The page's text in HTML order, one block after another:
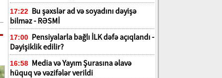
17:22 Bu şəxslər ad və soyadını dəyişə
bilməz - RƏSMİ
17:00 Pensiyalarla bağlı İLK dəfə açıqlandı -
Dəyişiklik edilir?
16:58 Media və Yayım Şurasına əlavə
hüquq və vəzifələr verildi